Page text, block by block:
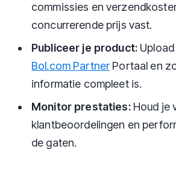
commissies en
concurrerende prijs vast.
Publiceer je product:
Bol.com Partner Portaal en
informatie compleet is.
Monitor prestaties:Houd je
klantbeoordelingen en
de gaten.